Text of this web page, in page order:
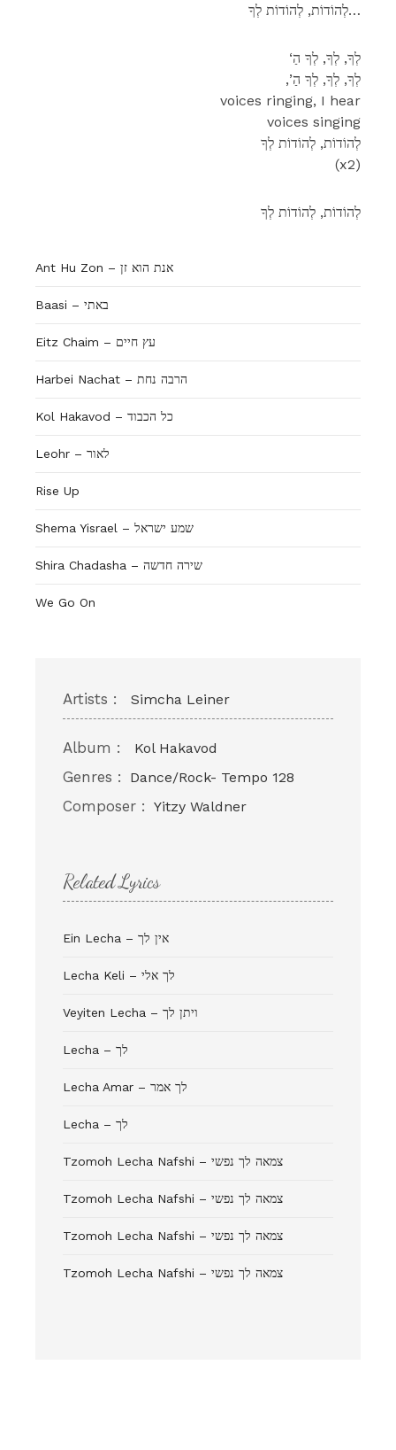
לְהוֹדוֹת, לְהוֹדוֹת לְךָ…
‘לְךָ, לְךָ, לְךָ הַ
,’לְךָ, לְךָ, לְךָ הַ
voices ringing, I hear
voices singing
לְהוֹדוֹת, לְהוֹדוֹת לְךָ
(x2)
לְהוֹדוֹת, לְהוֹדוֹת לְךָ
Ant Hu Zon – אנת הוא זן
Baasi – באתי
Eitz Chaim – עץ חיים
Harbei Nachat – הרבה נחת
Kol Hakavod – כל הכבוד
Leohr – לאור
Rise Up
Shema Yisrael – שמע ישראל
Shira Chadasha – שירה חדשה
We Go On
Artists : Simcha Leiner
Album : Kol Hakavod
Genres : Dance/Rock- Tempo 128
Composer : Yitzy Waldner
Related Lyrics
Ein Lecha – אין לך
Lecha Keli – לך אלי
Veyiten Lecha – ויתן לך
Lecha – לך
Lecha Amar – לך אמר
Lecha – לך
Tzomoh Lecha Nafshi – צמאה לך נפשי
Tzomoh Lecha Nafshi – צמאה לך נפשי
Tzomoh Lecha Nafshi – צמאה לך נפשי
Tzomoh Lecha Nafshi – צמאה לך נפשי